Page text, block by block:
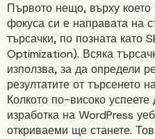
3 важни
Първото нещо, върху което
фокуса си е направата на
търсачки, по позната като
Optimization). Всяка
използва, за да определи
резултатите от търсенето
Колкото по-високо
изработка на WordPress
откриваеми ще станете.